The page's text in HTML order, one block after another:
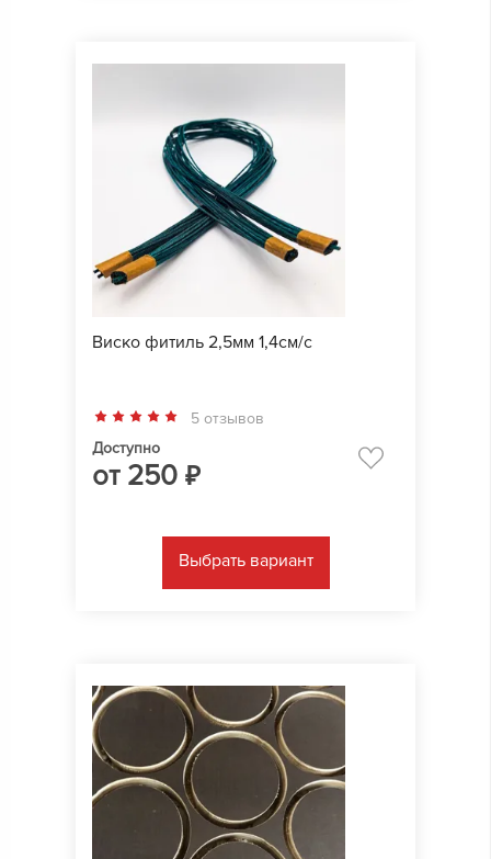
Виско фитиль 2,5мм 1,4см/с
5 отзывов
Доступно
от 250 ₽
Выбрать вариант